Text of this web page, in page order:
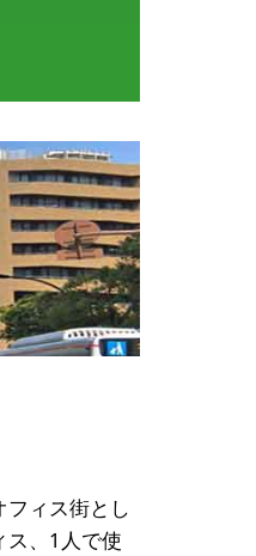
ィス街とし
ス、1人で使